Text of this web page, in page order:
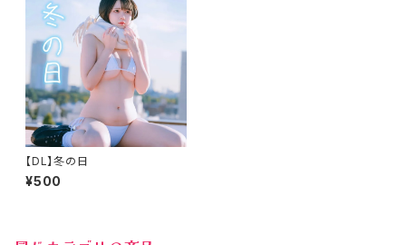
【DL】冬の日
¥500